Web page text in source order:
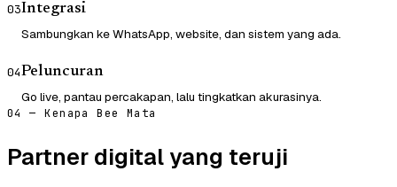
03Integrasi
Sambungkan ke WhatsApp, website, dan sistem yang ada.
04Peluncuran
Go live, pantau percakapan, lalu tingkatkan akurasinya.
04 — Kenapa Bee Mata
Partner digital yang teruji